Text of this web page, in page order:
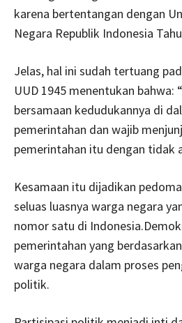
karena bertentangan dengan
Negara Republik Indonesia
Jelas, hal ini sudah tertuang
UUD 1945 menentukan bahwa:
bersamaan kedudukannya di
pemerintahan dan wajib
pemerintahan itu dengan tidak
Kesamaan itu dijadikan
seluas luasnya warga negara
nomor satu di
pemerintahan yang
warga negara dalam proses
politik.